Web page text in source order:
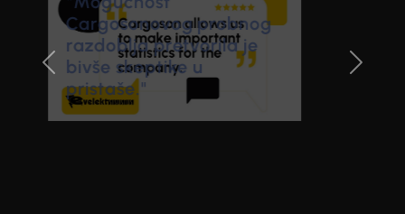
Uštedjeli smo puno
radnih sati
Previous Slide Next